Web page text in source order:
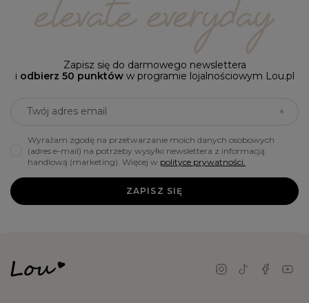
Zapisz się do darmowego newslettera
i odbierz 50 punktóww programie lojalnościowym Lou.pl
Twój adres email
Wyrażam zgodę na przetwarzanie moich danych osobowych
(adres e-mail) na potrzeby wysyłki newslettera z informacją
handlową (marketing). Więcej w polityce prywatności.
ZAPISZ SIĘ